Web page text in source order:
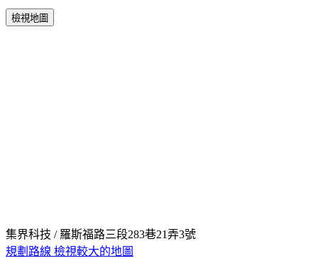
檢視地圖
集界科技 / 羅斯福路三段283巷21弄3號
規劃路線 檢視較大的地圖